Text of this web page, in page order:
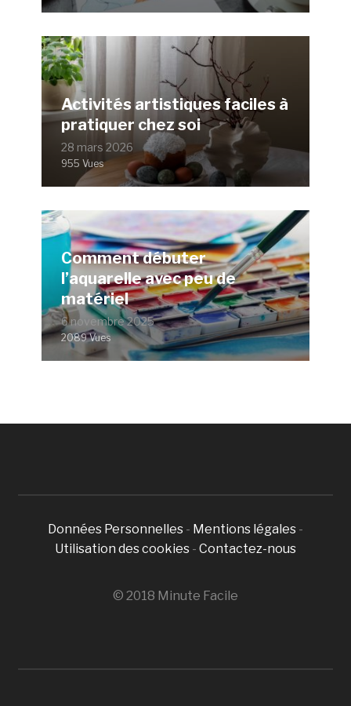
Activités artistiques faciles à
pratiquer chez soi
28 mars 2026
955 Vues
Comment débuter
l’aquarelle avec peu de
matériel
6 novembre 2025
2089 Vues
Données Personnelles - Mentions légales -
Utilisation des cookies - Contactez-nous
© 2018 Minute Facile